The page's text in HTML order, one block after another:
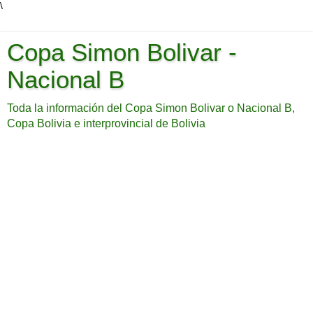
\
Copa Simon Bolivar -
Nacional B
Toda la información del Copa Simon Bolivar o Nacional B,
Copa Bolivia e interprovincial de Bolivia